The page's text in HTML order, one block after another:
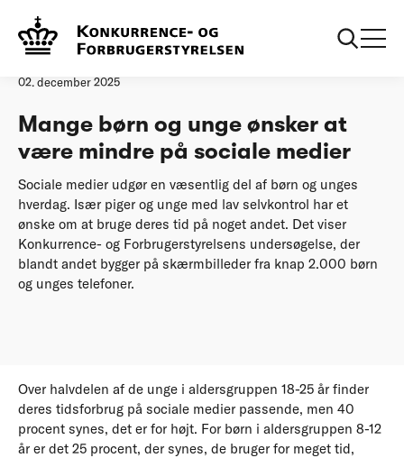
Forside
02. december 2025
Mange børn og unge ønsker at
være mindre på sociale medier
Sociale medier udgør en væsentlig del af børn og unges
hverdag. Især piger og unge med lav selvkontrol har et
ønske om at bruge deres tid på noget andet. Det viser
Konkurrence- og Forbrugerstyrelsens undersøgelse, der
blandt andet bygger på skærmbilleder fra knap 2.000 børn
og unges telefoner.
Over halvdelen af de unge i aldersgruppen 18-25 år finder
deres tidsforbrug på sociale medier passende, men 40
procent synes, det er for højt. For børn i aldersgruppen 8-12
år er det 25 procent, der synes, de bruger for meget tid,